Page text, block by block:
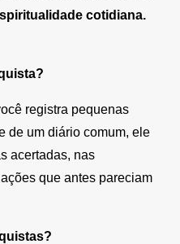
cotidiana.
registra pequenas
de um diário comum, ele
acertadas, nas
que antes pareciam